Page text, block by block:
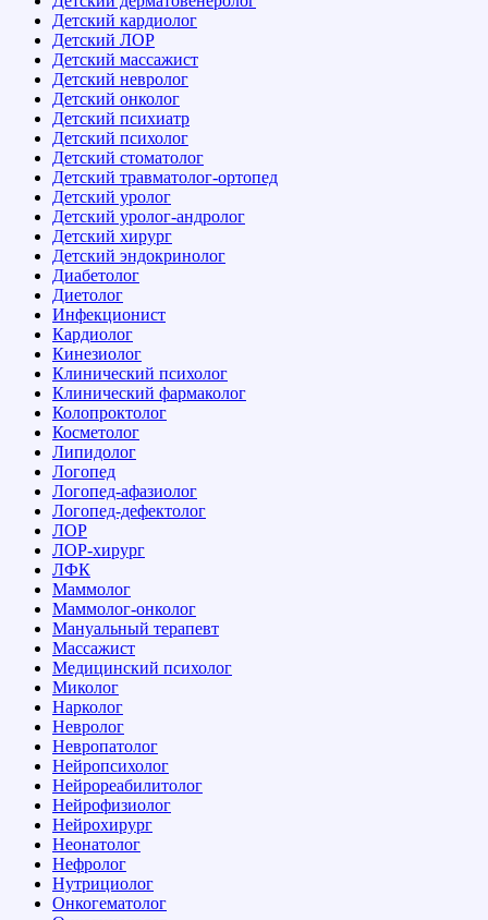
Детский кардиолог
Детский ЛОР
Детский массажист
Детский невролог
Детский онколог
Детский психиатр
Детский психолог
Детский стоматолог
Детский травматолог-ортопед
Детский уролог
Детский уролог-андролог
Детский хирург
Детский эндокринолог
Диабетолог
Диетолог
Инфекционист
Кардиолог
Кинезиолог
Клинический психолог
Клинический фармаколог
Колопроктолог
Косметолог
Липидолог
Логопед
Логопед-афазиолог
Логопед-дефектолог
ЛОР
ЛОР-хирург
ЛФК
Маммолог
Маммолог-онколог
Мануальный терапевт
Массажист
Медицинский психолог
Миколог
Нарколог
Невролог
Невропатолог
Нейропсихолог
Нейрореабилитолог
Нейрофизиолог
Нейрохирург
Неонатолог
Нефролог
Нутрициолог
Онкогематолог